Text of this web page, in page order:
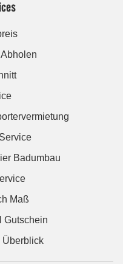
Badumbau
Maß
Gutschein
Überblick